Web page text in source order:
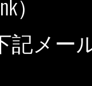
記メー